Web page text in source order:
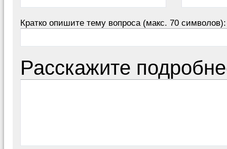
Кратко опишите тему вопроса (макс. 70 символов):
Расскажите